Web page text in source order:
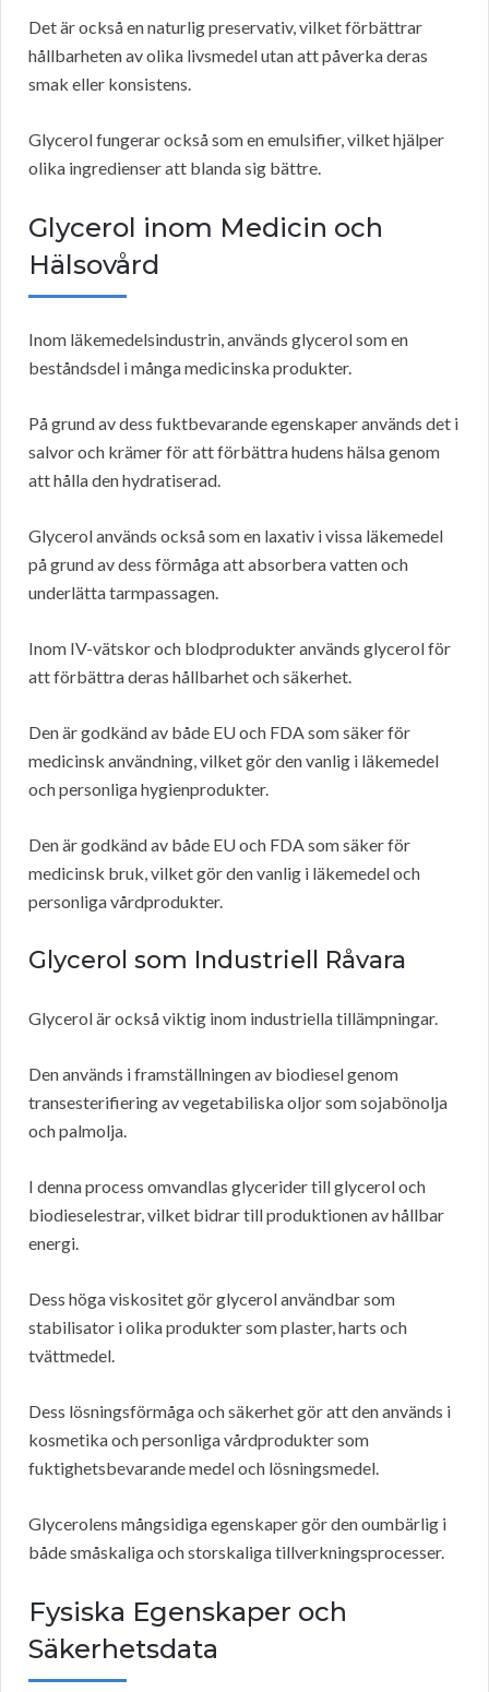
Det är också en naturlig preservativ, vilket förbättrar
hållbarheten av olika livsmedel utan att påverka deras
smak eller konsistens.
Glycerol fungerar också som en emulsifier, vilket hjälper
olika ingredienser att blanda sig bättre.
Glycerol inom Medicin och
Hälsovård
Inom läkemedelsindustrin, används glycerol som en
beståndsdel i många medicinska produkter.
På grund av dess fuktbevarande egenskaper används det i
salvor och krämer för att förbättra hudens hälsa genom
att hålla den hydratiserad.
Glycerol används också som en laxativ i vissa läkemedel
på grund av dess förmåga att absorbera vatten och
underlätta tarmpassagen.
Inom IV-vätskor och blodprodukter används glycerol för
att förbättra deras hållbarhet och säkerhet.
Den är godkänd av både EU och FDA som säker för
medicinsk användning, vilket gör den vanlig i läkemedel
och personliga hygienprodukter.
Den är godkänd av både EU och FDA som säker för
medicinsk bruk, vilket gör den vanlig i läkemedel och
personliga vårdprodukter.
Glycerol som Industriell Råvara
Glycerol är också viktig inom industriella tillämpningar.
Den används i framställningen av biodiesel genom
transesterifiering av vegetabiliska oljor som sojabönolja
och palmolja.
I denna process omvandlas glycerider till glycerol och
biodieselestrar, vilket bidrar till produktionen av hållbar
energi.
Dess höga viskositet gör glycerol användbar som
stabilisator i olika produkter som plaster, harts och
tvättmedel.
Dess lösningsförmåga och säkerhet gör att den används i
kosmetika och personliga vårdprodukter som
fuktighetsbevarande medel och lösningsmedel.
Glycerolens mångsidiga egenskaper gör den oumbärlig i
både småskaliga och storskaliga tillverkningsprocesser.
Fysiska Egenskaper och
Säkerhetsdata